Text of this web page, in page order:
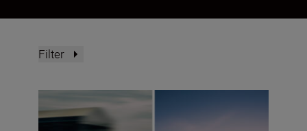
Filter
Die Kunst des Schwenks – eine Fotografie-Masterclass